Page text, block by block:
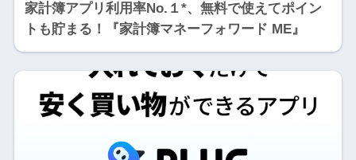
家計簿アプリ利用率No.１*、無料で使えてポイン
トも貯まる！『家計簿マネーフォワード ME』